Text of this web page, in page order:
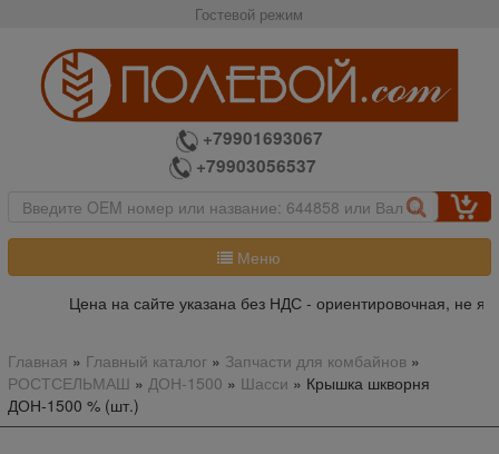
Гостевой режим
+79901693067
+79903056537
Меню
Цена на сайте указана без НДС - ориентировочная, не
Главная » Главный каталог» Запчасти для комбайнов»
РОСТСЕЛЬМАШ » ДОН-1500 » Шасси » Крышка шкворня
ДОН-1500 % (шт.)